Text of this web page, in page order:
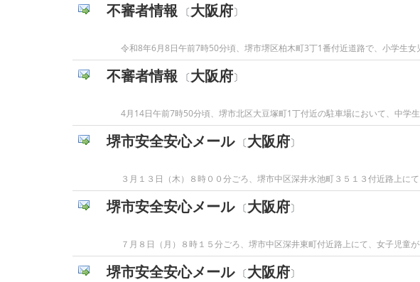
不審者情報 〔大阪府〕
令和8年6月8日午前7時50分頃、堺市堺区柏木町3丁1番付近道路で、小学生
不審者情報 〔大阪府〕
4月14日午前7時50分頃、堺市北区大豆塚町1丁付近の駐車場において、中学
堺市安全安心メール〔大阪府〕
３月１３日（木）８時００分ごろ、堺市中区深井水池町３５１３付近路上
堺市安全安心メール〔大阪府〕
７月８日（月）８時１５分ごろ、堺市中区深井東町付近路上にて、女子児童
堺市安全安心メール〔大阪府〕